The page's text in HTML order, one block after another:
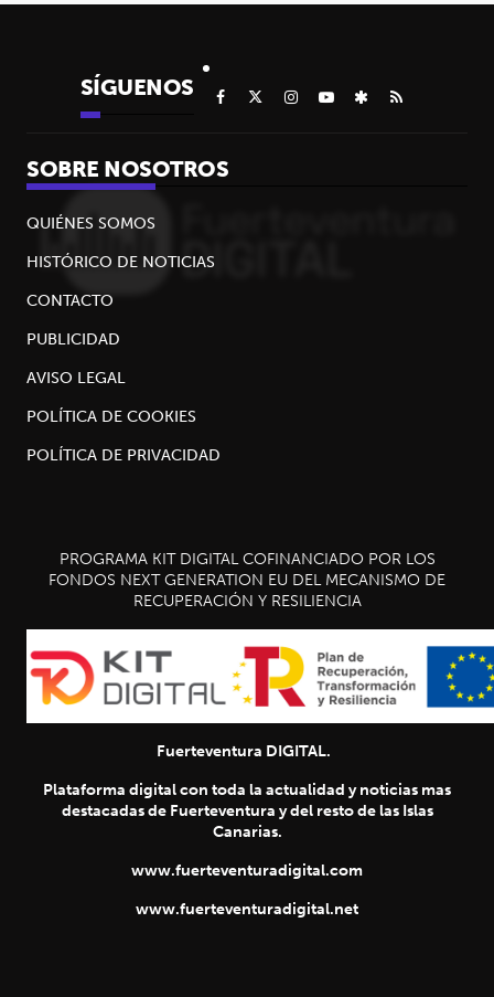
SÍGUENOS
SOBRE NOSOTROS
QUIÉNES SOMOS
HISTÓRICO DE NOTICIAS
CONTACTO
PUBLICIDAD
AVISO LEGAL
POLÍTICA DE COOKIES
POLÍTICA DE PRIVACIDAD
PROGRAMA KIT DIGITAL COFINANCIADO POR LOS
FONDOS NEXT GENERATION EU DEL MECANISMO DE
RECUPERACIÓN Y RESILIENCIA
Fuerteventura DIGITAL.
Plataforma digital con toda la actualidad y noticias mas
destacadas de Fuerteventura y del resto de las Islas
Canarias.
www.fuerteventuradigital.com
www.fuerteventuradigital.net